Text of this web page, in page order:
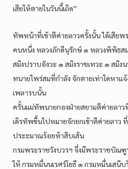
เสียให้ตายในวันนี้เถิด”
ทัพหน้าที่เข้าตีค่ายลาวครั้งนั้น ได้เสีย
คนหนึ่ง หลวงภักดีนุรักษ์ ๑ หลวงพิพิธ
สมิงปราบอังวะ ๑ สมิงราชเทวะ ๑ สมิ
ทนายไพร่สมที่กำลัง จักตายเท่าใดหาแจ้
เพลารบนั้น
ครั้นแม่ทัพนายกองฝ่ายสยามตีค่ายลา
เดิรทัพขึ้นไปหมายจักยกเข้าตีค่ายลาว
ประะมาณร้อยห้าสิบเส้น
กรมพระราชวังบวรฯ จึ่งมีพระราชบัณฑูร
ให้ กรมหมื่นนเรศร์โยธี ๑ กรมหมื่นเสนี